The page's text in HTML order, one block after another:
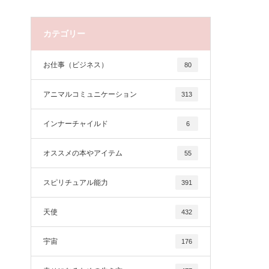
カテゴリー
お仕事（ビジネス） 80
アニマルコミュニケーション 313
インナーチャイルド 6
オススメの本やアイテム 55
スピリチュアル能力 391
天使 432
宇宙 176